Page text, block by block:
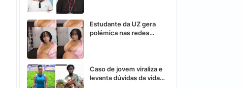
Estudante da UZ gera
polémica nas redes
Caso de jovem viraliza e
levanta dúvidas da vida